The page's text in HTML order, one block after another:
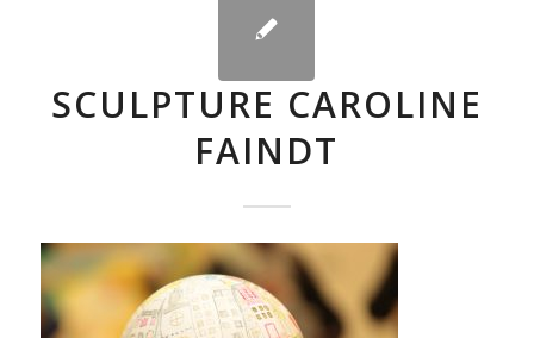
SCULPTURE CAROLINE
FAINDT